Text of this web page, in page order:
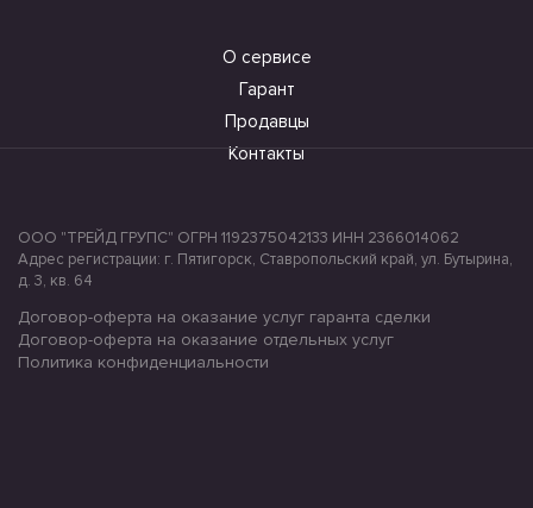
О сервисе
Гарант
Продавцы
Контакты
ООО "ТРЕЙД ГРУПС" ОГРН 1192375042133 ИНН 2366014062
Адрес регистрации: г. Пятигорск, Ставропольский край, ул. Бутырина,
д. 3, кв. 64
Договор-оферта на оказание услуг гаранта сделки
Договор-оферта на оказание отдельных услуг
Политика конфиденциальности